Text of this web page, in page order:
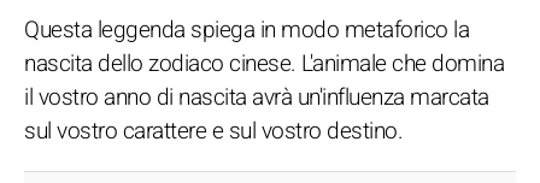
Questa leggenda spiega in modo metaforico la
nascita dello zodiaco cinese. L'animale che domina
il vostro anno di nascita avrà un'influenza marcata
sul vostro carattere e sul vostro destino.